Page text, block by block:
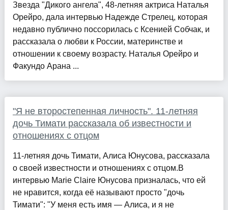
Звезда "Дикого ангела", 48-летняя актриса Наталья
Орейро, дала интервью Надежде Стрелец, которая
недавно публично поссорилась с Ксенией Собчак, и
рассказала о любви к России, материнстве и
отношении к своему возрасту. Наталья Орейро и
Факундо Арана ...
"Я не второстепенная личность". 11-летняя
дочь Тимати рассказала об известности и
отношениях с отцом
11-летняя дочь Тимати, Алиса Юнусова, рассказала
о своей известности и отношениях с отцом.В
интервью Marie Claire Юнусова призналась, что ей
не нравится, когда её называют просто "дочь
Тимати": "У меня есть имя — Алиса, и я не